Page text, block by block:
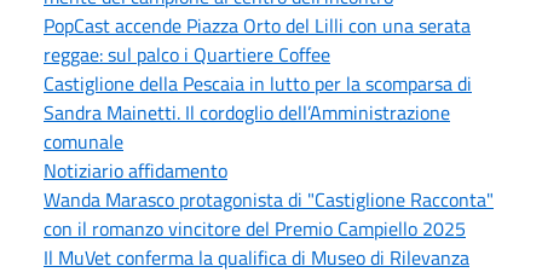
PopCast accende Piazza Orto del Lilli con una serata
reggae: sul palco i Quartiere Coffee
Castiglione della Pescaia in lutto per la scomparsa di
Sandra Mainetti. Il cordoglio dell’Amministrazione
comunale
Notiziario affidamento
Wanda Marasco protagonista di "Castiglione Racconta"
con il romanzo vincitore del Premio Campiello 2025
Il MuVet conferma la qualifica di Museo di Rilevanza